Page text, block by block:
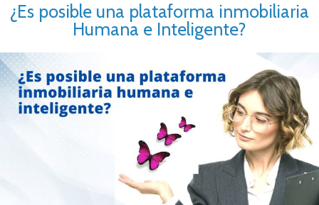
¿Es posible una plataforma inmobiliaria
Humana e Inteligente?